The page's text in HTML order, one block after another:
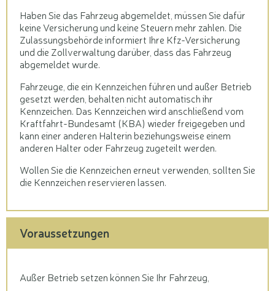
Haben Sie das Fahrzeug abgemeldet, müssen Sie dafür
keine Versicherung und keine Steuern mehr zahlen. Die
Zulassungsbehörde informiert Ihre Kfz-Versicherung
und die Zollverwaltung darüber, dass das Fahrzeug
abgemeldet wurde.
Fahrzeuge, die ein Kennzeichen führen und außer Betrieb
gesetzt werden, behalten nicht automatisch ihr
Kennzeichen. Das Kennzeichen wird anschließend vom
Kraftfahrt-Bundesamt (KBA) wieder freigegeben und
kann einer anderen Halterin beziehungsweise einem
anderen Halter oder Fahrzeug zugeteilt werden.
Wollen Sie die Kennzeichen erneut verwenden, sollten Sie
die Kennzeichen reservieren lassen.
Voraussetzungen
Außer Betrieb setzen können Sie Ihr Fahrzeug,